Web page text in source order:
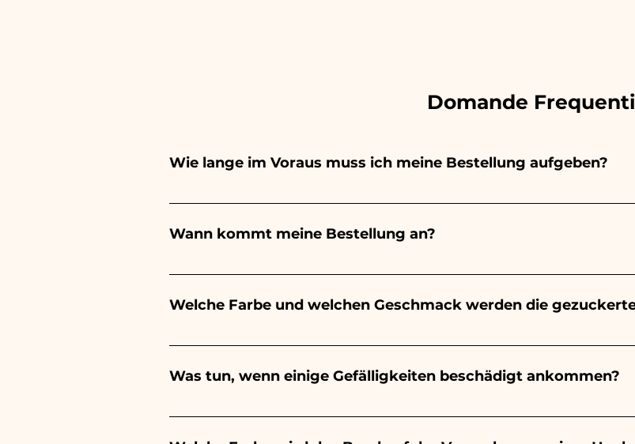
Domande Frequenti
Wie lange im Voraus muss ich meine Bestellung aufgeben?
Ceramiche Ania kreiert und bemalt vollständig von Hand, daher dauert
Ihrer Veranstaltung aufzugeben. Wenn Ihre Veranstaltung vor den
Wann kommt meine Bestellung an?
Der Eingang der Bestellung ist 10/15 Tage vor der Veranstaltung
Welche Farbe und welchen Geschmack werden die
Der Geschmack der gezuckerten Mandeln wird immer mandelartig sein,
es rosa sein - Zur Taufe, zum Geburtstag, zur Kommunion, zur
Was tun, wenn einige Gefälligkeiten beschädigt ankommen?
Wir sind seit vielen Jahren in der Branche tätig und wissen, wie wir uns